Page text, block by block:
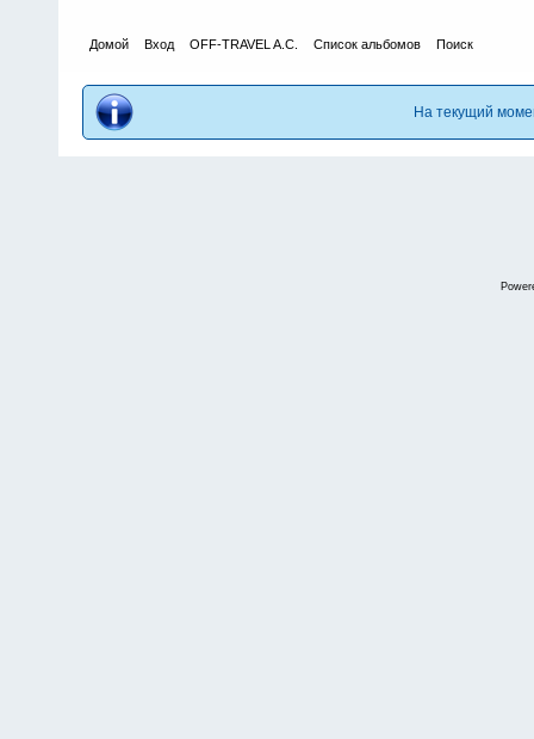
Домой Вход OFF-TRAVEL A.C. Список альбомов Поиск
На текущий